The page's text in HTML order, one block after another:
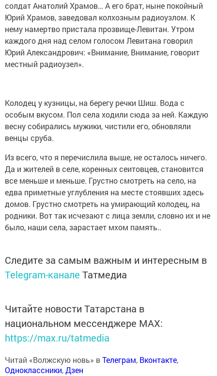
солдат Анатолий Храмов… А его брат, ныне покойный
Юрий Храмов, заведовал колхозным радиоузлом. К
нему намертво пристала прозвище-Левитан. Утром
каждого дня над селом голосом Левитана говорил
Юрий Александрович: «Внимание, Внимание, говорит
местный радиоузел».
Колодец у кузницы, на берегу речки Шиш. Вода с
особым вкусом. Пол села ходили сюда за ней. Каждую
весну собирались мужики, чистили его, обновляли
венцы сруба.
Из всего, что я перечислила выше, не осталось ничего.
Да и жителей в селе, коренных сеитовцев, становится
все меньше и меньше. Грустно смотреть на село, на
едва приметные углубления на месте стоявших здесь
домов. Грустно смотреть на умирающий колодец, на
родники. Вот так исчезают с лица земли, словно их и не
было, наши села, зарастает мхом память..
Следите за самым важным и интересным в
Telegram-канале Татмедиа
Читайте новости Татарстана в
национальном мессенджере MАХ:
https://max.ru/tatmedia
Читай «Волжскую новь» вТелеграм, Вконтакте,
Одноклассники,Дзен